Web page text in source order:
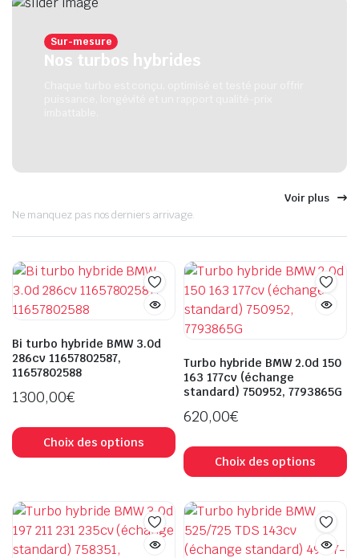
Sur-mesure
Nos turbos hybrides
Ne manquez pas nos derniers arrivage.
Voir plus
Bi turbo hybride BMW 3.0d
286cv 11657802587,
11657802588
1300,00€
Choix des options
Turbo hybride BMW 2.0d 150
163 177cv (échange
standard) 750952, 7793865G
620,00€
Choix des options